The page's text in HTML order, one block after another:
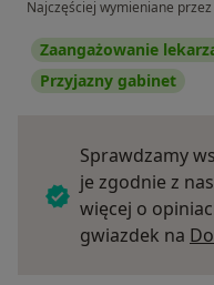
Najczęściej wymieniane
Zaangażowanie
Przyjazny gabinet
Sprawdzamy
je zgodnie z
więcej o
gwiazdek na